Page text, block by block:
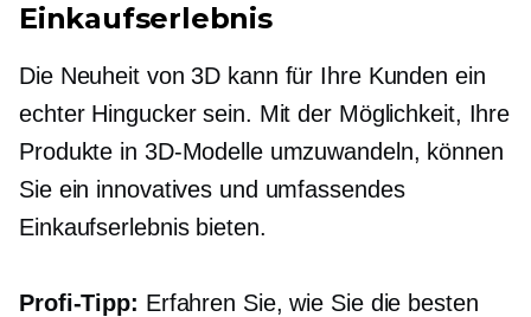
Einkaufserlebnis
Die Neuheit von 3D kann für Ihre Kunden ein
echter Hingucker sein. Mit der Möglichkeit, Ihre
Produkte in 3D-Modelle umzuwandeln, können
Sie ein innovatives und umfassendes
Einkaufserlebnis bieten.
Profi-Tipp: Erfahren Sie, wie Sie die besten